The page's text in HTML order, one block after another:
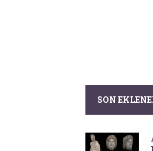
SON